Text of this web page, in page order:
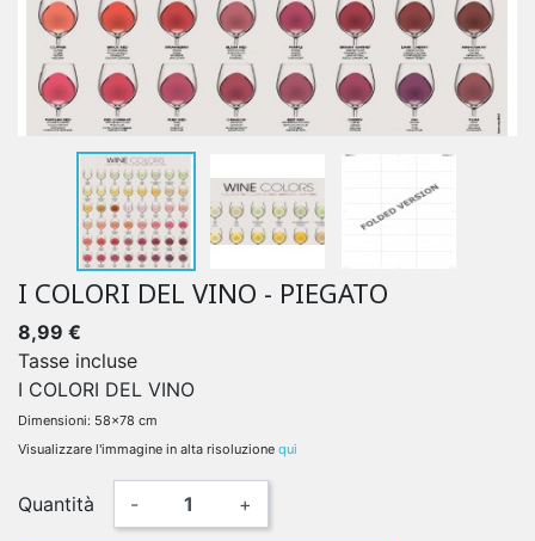
I COLORI DEL VINO - PIEGATO
8,99 €
Tasse incluse
I COLORI DEL VINO
Dimensioni: 58x78 cm
Visualizzare l'immagine in alta risoluzione qui
Quantità - +